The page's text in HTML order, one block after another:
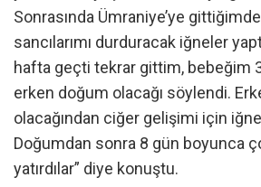
Sonrasında Ümraniye’ye
sancılarımı durduracak iğneler
hafta geçti tekrar gittim, bebeğim
erken doğum olacağı söylendi.
olacağından ciğer gelişimi için iğne
Doğumdan sonra 8 gün boyunca
yatırdılar” diye konuştu.